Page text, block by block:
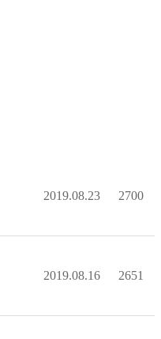
2019.08.23 2700
2019.08.16 2651